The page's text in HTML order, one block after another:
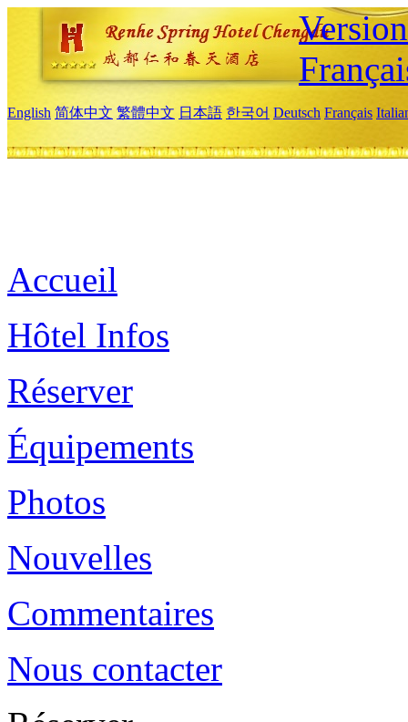
English 简体中文 繁體中文 日本語 한국어 Deutsch Français
Accueil
Hôtel Infos
Réserver
Équipements
Photos
Nouvelles
Commentaires
Nous contacter